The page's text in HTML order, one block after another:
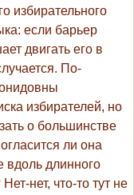
избирательного
если барьер
двигать его в
По-
избирателей, но
о большинстве
ли она
вдоль длинного
нет, что-то тут не